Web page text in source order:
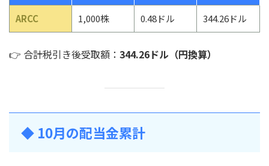
ARCC
1,000株 0.48ドル 344.26ドル
👉 合計税引き後受取額： 344.26ドル（円換算）
◆ 10月の配当金累計